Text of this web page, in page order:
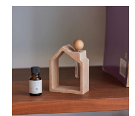
新着記事
人気の記事